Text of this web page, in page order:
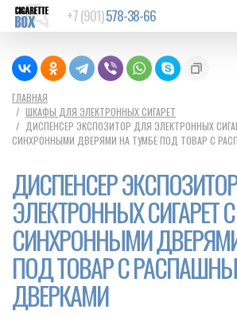
+7 (901)578-38-66
ГЛАВНАЯ
ШКАФЫ ДЛЯ ЭЛЕКТРОННЫХ СИГАРЕТ
ДИСПЕНСЕР ЭКСПОЗИТОР ДЛЯ ЭЛЕКТРОННЫХ
СИНХРОННЫМИ ДВЕРЯМИ НА ТУМБЕ ПОД ТОВАР С
ДИСПЕНСЕР
ЭЛЕКТРОННЫХ СИГАРЕТ
СИНХРОННЫМИ
ПОД ТОВАР С
ДВЕРКАМИ